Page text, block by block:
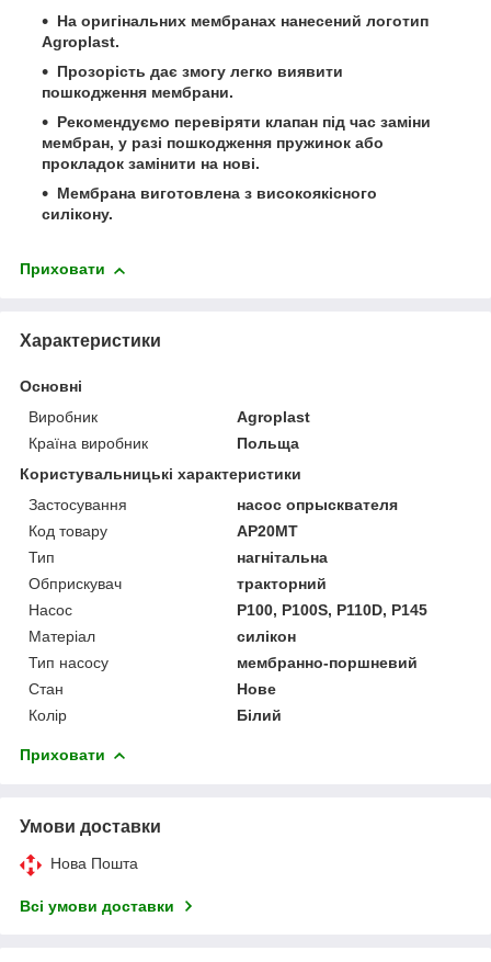
На оригінальних мембранах нанесений логотип
Agroplast.
Прозорість дає змогу легко виявити
пошкодження мембрани.
Рекомендуємо перевіряти клапан під час заміни
мембран, у разі пошкодження пружинок або
прокладок замінити на нові.
Мембрана виготовлена з високоякісного
силікону.
Приховати
Характеристики
Основні
Виробник
Agroplast
Країна виробник
Польща
Користувальницькі характеристики
Застосування
насос опрысквателя
Код товару
AP20MT
Тип
нагнітальна
Обприскувач
тракторний
Насос
P100, P100S, P110D, P145
Матеріал
силікон
Тип насосу
мембранно-поршневий
Стан
Нове
Колір
Білий
Приховати
Умови доставки
Нова Пошта
Всі умови доставки